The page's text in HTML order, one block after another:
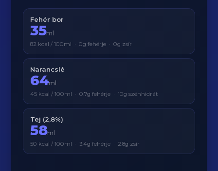
Fehér bor
35ml
82 kcal / 100ml · 0g fehérje · 0g zsír
Narancslé
64ml
45 kcal / 100ml · 0.7g fehérje · 10g szénhidrát
Tej (2,8%)
58ml
50 kcal / 100ml · 3.4g fehérje · 2.8g zsír